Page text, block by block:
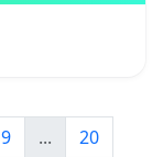
9 ...
20